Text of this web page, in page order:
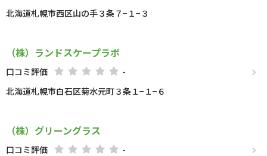
北海道札幌市西区山の手３条７−１−３
（株）ランドスケープラボ
口コミ評価
-
北海道札幌市白石区菊水元町３条１−１−６
（株）グリーングラス
口コミ評価
-